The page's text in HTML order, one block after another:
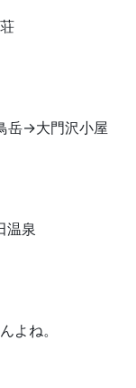
岳→大門沢小屋
温泉
よね。